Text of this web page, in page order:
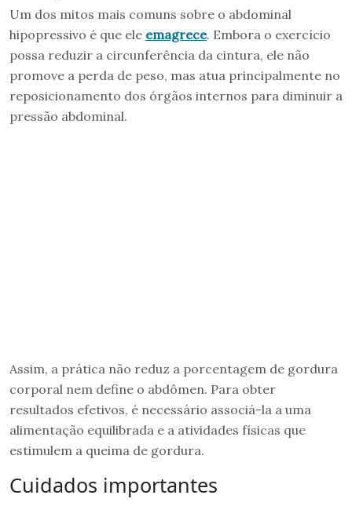
Um dos mitos mais comuns sobre o abdominal
hipopressivo é que ele emagrece. Embora o exercício
possa reduzir a circunferência da cintura, ele não
promove a perda de peso, mas atua principalmente no
reposicionamento dos órgãos internos para diminuir a
pressão abdominal.
Assim, a prática não reduz a porcentagem de gordura
corporal nem define o abdômen. Para obter
resultados efetivos, é necessário associá-la a uma
alimentação equilibrada e a atividades físicas que
estimulem a queima de gordura.
Cuidados importantes